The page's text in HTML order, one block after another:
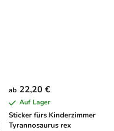
Sticker fürs Kinderzimmer
Tyrannosaurus rex
ab 22,20 €
Auf Lager